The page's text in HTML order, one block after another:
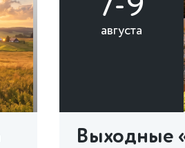
7-9
августа
Выходные